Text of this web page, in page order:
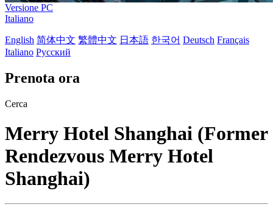
Versione PC
Italiano
English 简体中文 繁體中文 日本語 한국어 Deutsch Français
Italiano Русский
Prenota ora
Cerca
Merry Hotel Shanghai (Former
Rendezvous Merry Hotel
Shanghai)